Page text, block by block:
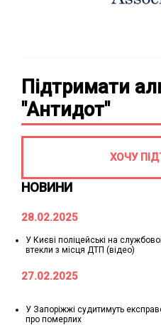
НОВИНИ
28.02.2025
У Києві поліцейські на
втекли з місця ДТП (відео)
27.02.2025
У Запоріжжі судитимуть
про померлих
Підтримати
"Антидот"
ХОЧУ